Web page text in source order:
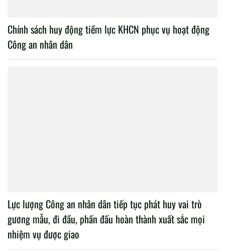
Chính sách huy động tiềm lực KHCN phục vụ hoạt động
Công an nhân dân
Lực lượng Công an nhân dân tiếp tục phát huy vai trò
gương mẫu, đi đầu, phấn đấu hoàn thành xuất sắc mọi
nhiệm vụ được giao